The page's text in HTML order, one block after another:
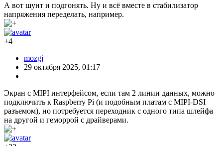
А вот шунт и подгонять. Ну и всё вместе в стабилизатор
напряжения переделать, например.
+4
mozgj
29 октября 2025, 01:17
Экран с MIPI интерфейсом, если там 2 линии данных, можно
подключить к Raspberry Pi (и подобным платам с MIPI-DSI
разъемом), но потребуется переходник с одного типа шлейфа
на другой и геморрой с драйверами.